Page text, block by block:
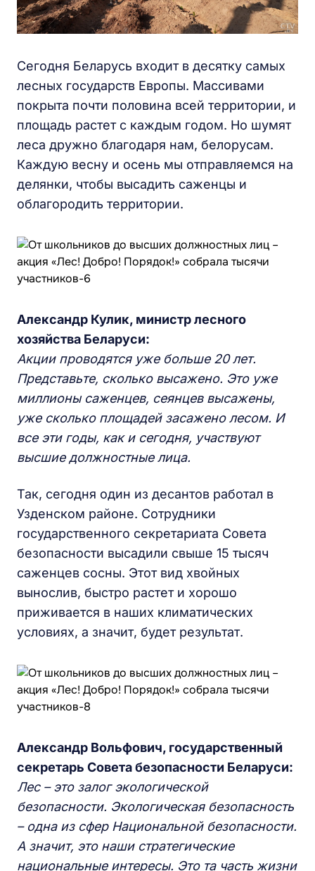
Сегодня Беларусь входит в десятку самых
лесных государств Европы. Массивами
покрыта почти половина всей территории, и
площадь растет с каждым годом. Но шумят
леса дружно благодаря нам, белорусам.
Каждую весну и осень мы отправляемся на
делянки, чтобы высадить саженцы и
облагородить территории.
Александр Кулик, министр лесного
хозяйства Беларуси:
Акции проводятся уже больше 20 лет.
Представьте, сколько высажено. Это уже
миллионы саженцев, сеянцев высажены,
уже сколько площадей засажено лесом. И
все эти годы, как и сегодня, участвуют
высшие должностные лица.
Так, сегодня один из десантов работал в
Узденском районе. Сотрудники
государственного секретариата Совета
безопасности высадили свыше 15 тысяч
саженцев сосны. Этот вид хвойных
вынослив, быстро растет и хорошо
приживается в наших климатических
условиях, а значит, будет результат.
Александр Вольфович, государственный
секретарь Совета безопасности Беларуси:
Лес – это залог экологической
безопасности. Экологическая безопасность
– одна из сфер Национальной безопасности.
А значит, это наши стратегические
национальные интересы. Это та часть жизни